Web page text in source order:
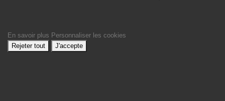
En savoir plus Personnaliser les cookies
Rejeter tout
J'accepte